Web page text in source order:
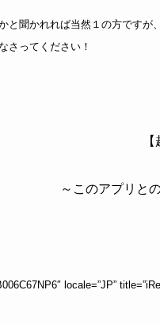
と聞かれれば当然１の方です
さってください！
～このアプリと
locale=”JP”